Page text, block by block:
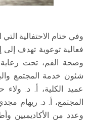
وفي ختام الاحتفالية
فعالية توعوية تهدف إلى
وصحة الفم، تحت رعاية
شئون خدمة المجتمع
عميد الكلية، أ. د.
المجتمع، أ. د. ريهام
وعدد من الأكاديميين